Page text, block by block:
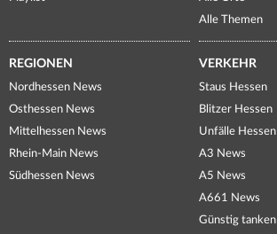
Alle Themen
REGIONEN
Nordhessen News
Osthessen News
Mittelhessen News
Rhein-Main News
Südhessen News
VERKEHR
Staus Hessen
Blitzer Hessen
Unfälle Hessen
A3 News
A5 News
A661 News
Günstig tanken